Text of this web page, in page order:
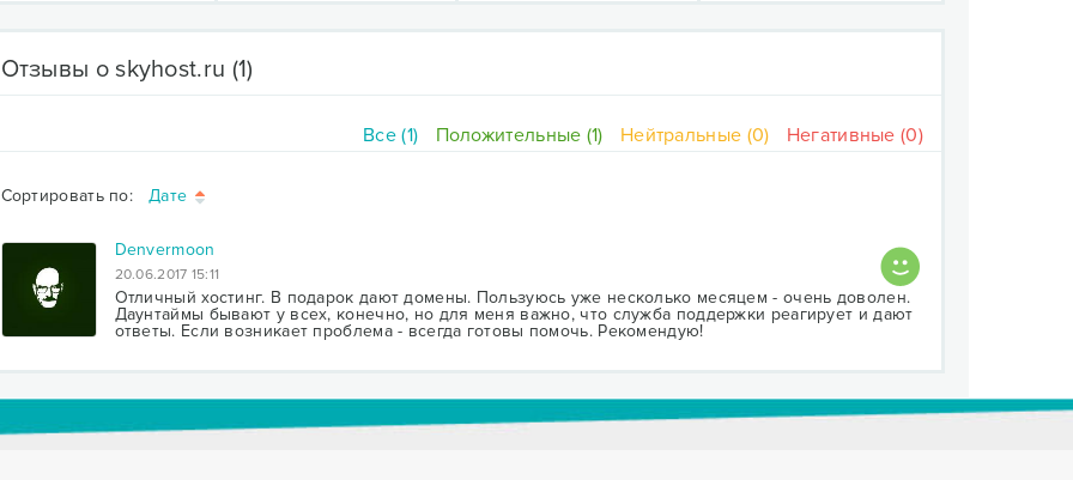
Отзывы о skyhost.ru (1)
Все (1) Положительные (1) Нейтральные (0) Негативные (0)
Сортировать по: Дате
Denvermoon
20.06.2017 15:11
Отличный хостинг. В подарок дают домены. Пользуюсь уже несколько месяцем - очень доволен.
Даунтаймы бывают у всех, конечно, но для меня важно, что служба поддержки реагирует и дают
ответы. Если возникает проблема - всегда готовы помочь. Рекомендую!